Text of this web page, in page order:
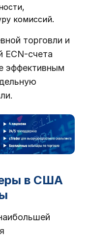
комиссий.
торговли и
ECN-счета
эффективным
в США